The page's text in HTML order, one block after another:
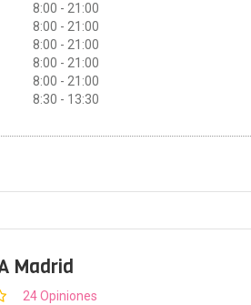
8:00 - 21:00
8:00 - 21:00
8:00 - 21:00
8:00 - 21:00
8:00 - 21:00
8:30 - 13:30
Madrid
24 Opiniones